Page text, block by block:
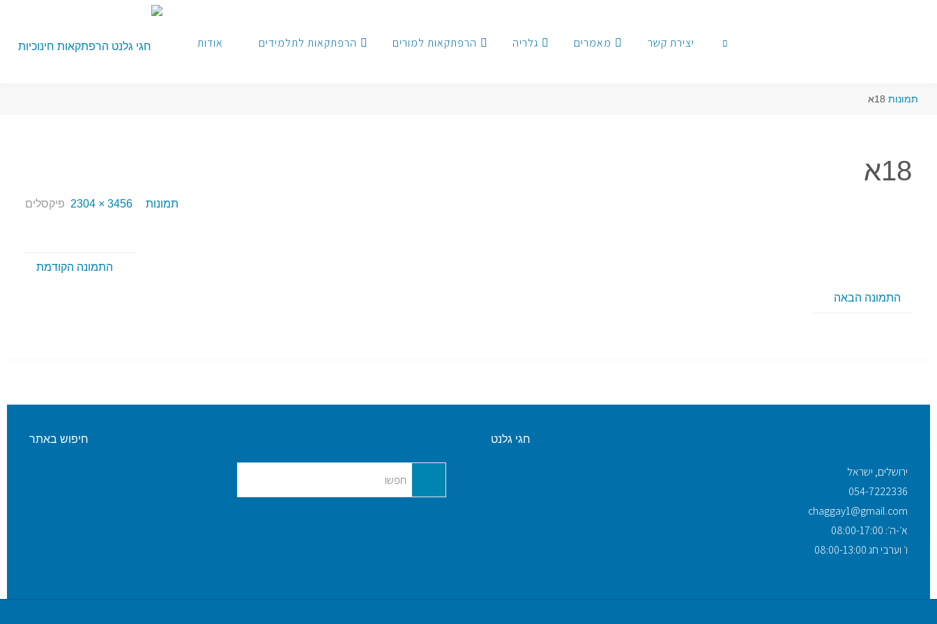
אודות הרפתקאות לתלמידים הרפתקאות למורים גלריה מאמרים יצירת קשר
תמונות 18א
18א
3456 × 2304 פיקסלים תמונות
התמונה הקודמת
התמונה הבאה
חגי גלנט
ירושלים, ישראל
054-7222336
chaggay1@gmail.com
א׳-ה׳: 08:00-17:00
ו׳ וערבי חג 08:00-13:00
חיפוש באתר